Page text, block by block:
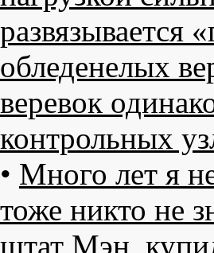
развязывается
обледенелых
веревок
контрольных
• Много лет я
тоже никто не
штат Мэн,